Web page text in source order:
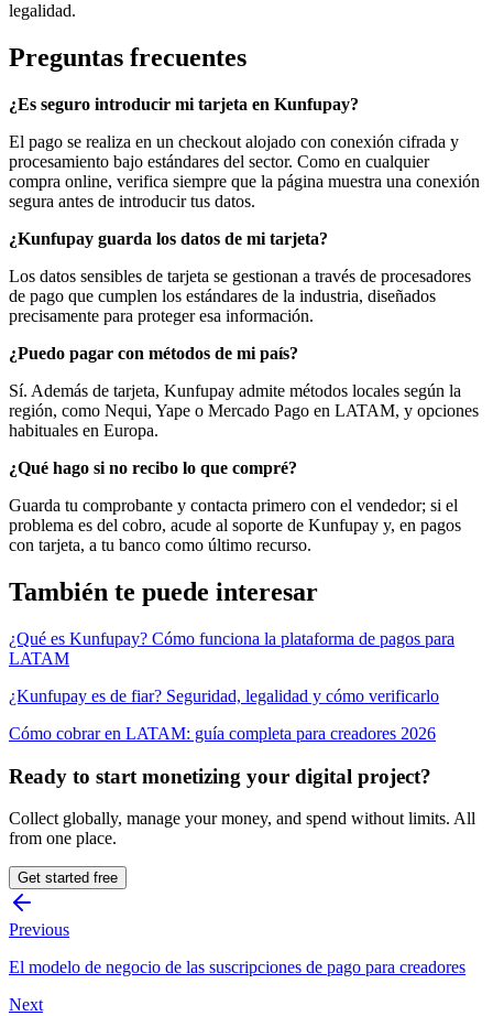
legalidad.
Preguntas frecuentes
¿Es seguro introducir mi tarjeta en Kunfupay?
El pago se realiza en un checkout alojado con conexión cifrada y
procesamiento bajo estándares del sector. Como en cualquier
compra online, verifica siempre que la página muestra una conexión
segura antes de introducir tus datos.
¿Kunfupay guarda los datos de mi tarjeta?
Los datos sensibles de tarjeta se gestionan a través de procesadores
de pago que cumplen los estándares de la industria, diseñados
precisamente para proteger esa información.
¿Puedo pagar con métodos de mi país?
Sí. Además de tarjeta, Kunfupay admite métodos locales según la
región, como Nequi, Yape o Mercado Pago en LATAM, y opciones
habituales en Europa.
¿Qué hago si no recibo lo que compré?
Guarda tu comprobante y contacta primero con el vendedor; si el
problema es del cobro, acude al soporte de Kunfupay y, en pagos
con tarjeta, a tu banco como último recurso.
También te puede interesar
¿Qué es Kunfupay? Cómo funciona la plataforma de pagos para
LATAM
¿Kunfupay es de fiar? Seguridad, legalidad y cómo verificarlo
Cómo cobrar en LATAM: guía completa para creadores 2026
Ready to start monetizing your digital project?
Collect globally, manage your money, and spend without limits. All
from one place.
Get started free
Previous
El modelo de negocio de las suscripciones de pago para creadores
Next